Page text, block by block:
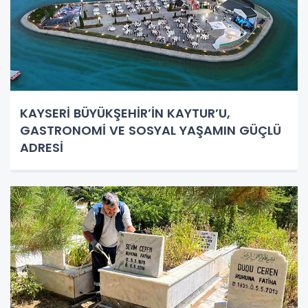
KAYSERİ BÜYÜKŞEHİR’İN KAYTUR’U,
GASTRONOMİ VE SOSYAL YAŞAMIN GÜÇLÜ
ADRESİ